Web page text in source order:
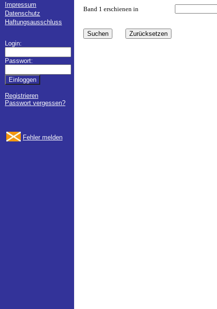
Impressum
Datenschutz
Haftungsausschluss
Login:
Passwort:
Registrieren
Passwort vergessen?
Fehler melden
Band 1 erschienen in